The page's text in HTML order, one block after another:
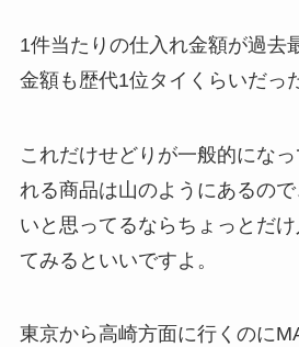
1件当たりの仕入れ金額が過去
金額も歴代1位タイくらいだっ
これだけせどりが一般的にな
れる商品は山のようにあるの
いと思ってるならちょっとだ
てみるといいですよ。
東京から高崎方面に行くのに